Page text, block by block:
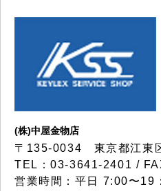
(株)中屋金物店
〒135-0034 東京都江東
TEL：03-3641-2401 /
営業時間：平日 7:00〜